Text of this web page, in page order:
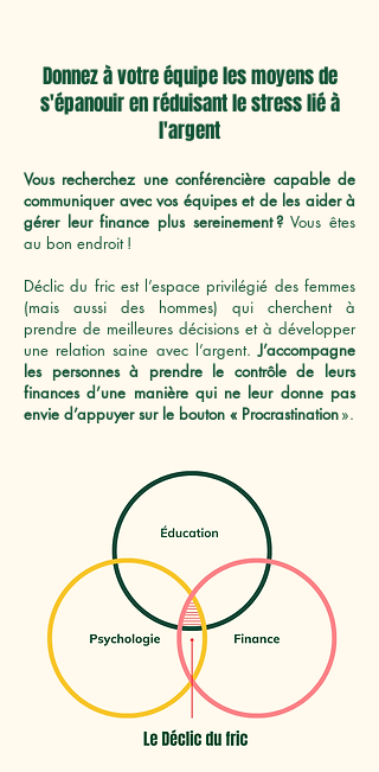
Donnez à votre équipe les moyens de
s'épanouir en réduisant le stress lié à
l'argent
Vous recherchez une conférencière capable de
communiquer avec vos équipes et de les aider à
gérer leur finance plus sereinement ?Vous êtes
au bon endroit !
Déclic du fric est l’espace privilégié des femmes
(mais aussi des hommes) qui cherchent à
prendre de meilleures décisions et à développer
une relation saine avec l’argent.J’accompagne
les personnes à prendre le contrôle de leurs
finances d’une manière qui ne leur donne pas
envie d’appuyer sur le bouton « Procrastination».